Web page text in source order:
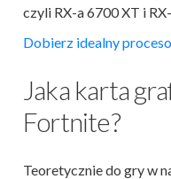
czyli RX-a 6700 XT i
Dobierz idealny
Jaka karta
Fortnite?
Teoretycznie do gry w